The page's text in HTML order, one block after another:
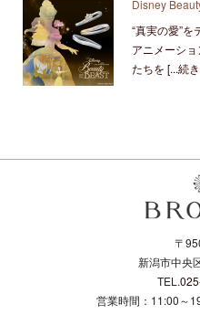
Disney
“真実の愛”
アニメーシ
たちを [...続
〒
新潟市中央
TEL.
営業時間：11:00～